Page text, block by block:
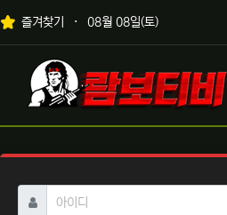
상단 네비
즐겨찾기 08월 08일(토)
메인 메뉴
로고
아이디 필수